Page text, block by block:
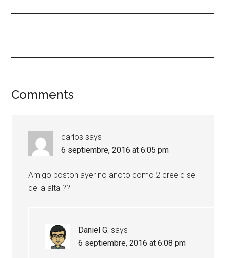
Comments
carlos says
6 septiembre, 2016 at 6:05 pm
Amigo boston ayer no anoto como 2 cree q se
de la alta ??
Daniel G. says
6 septiembre, 2016 at 6:08 pm